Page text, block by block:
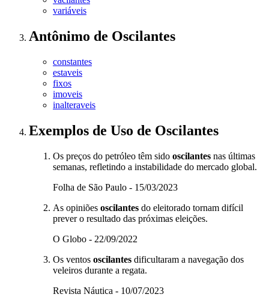
variáveis
Antônimo de Oscilantes
constantes
estaveis
fixos
imoveis
inalteraveis
Exemplos de Uso de Oscilantes
Os preços do petróleo têm sido oscilantes nas últimas
semanas, refletindo a instabilidade do mercado global.
Folha de São Paulo - 15/03/2023
As opiniões oscilantes do eleitorado tornam difícil
prever o resultado das próximas eleições.
O Globo - 22/09/2022
Os ventos oscilantes dificultaram a navegação dos
veleiros durante a regata.
Revista Náutica - 10/07/2023